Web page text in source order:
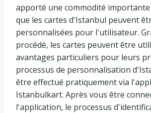
apporté une commodité
que les cartes d'Istanbul peuvent
personnalisées pour l'utilisateur.
procédé, les cartes peuvent être
avantages particuliers pour leurs
processus de personnalisation
être effectué pratiquement via
Istanbulkart. Après vous être
l'application, le processus